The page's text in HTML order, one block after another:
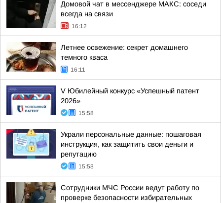
Домовой чат в мессенджере MAКС: соседи
всегда на связи
16:12
Летнее освежение: секрет домашнего
темного кваса
16:11
V Юбилейный конкурс «Успешный патент
2026»
15:58
Украли персональные данные: пошаговая
инструкция, как защитить свои деньги и
репутацию
15:58
Сотрудники МЧС России ведут работу по
проверке безопасности избирательных